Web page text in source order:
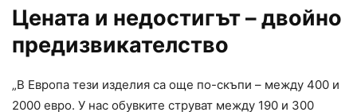
Цената и недостигът – двойно
предизвикателство
„В Европа тези изделия са още по-скъпи – между 400 и
2000 евро. У нас обувките струват между 190 и 300